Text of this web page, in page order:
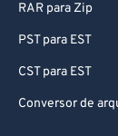
RAR para Zip
PST para EST
CST para EST
Conversor de